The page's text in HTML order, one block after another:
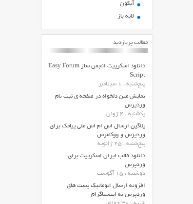
آیکون
لایه باز
مطالب پربازدید
دانلود اسکریپت انجمن ساز Easy Forum
Script
پنج‌شنبه ، 1 سپتامبر
نمایش متن دلخواه در صفحه ی ثبت نام
وردپرس
یکشنبه ، 4 ژوئن
پلاگین ارسال اس ام اس ملی پیامک برای
وردپرس و ووکامرس
پنج‌شنبه ، 25 ژانویه
دانلود قالب ایران اسکریپت برای
وردپرس
دوشنبه ، 15 آگوست
افزونه ارسال اتوماتیک پست های
وردپرس به اینستاگرام